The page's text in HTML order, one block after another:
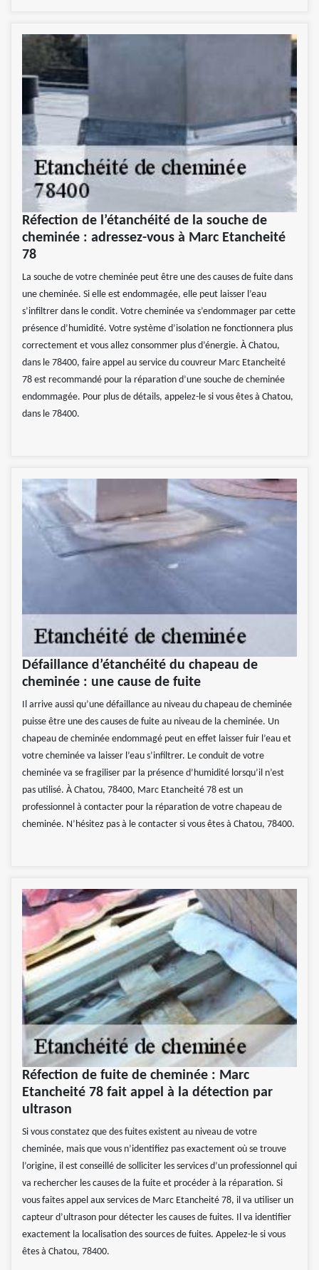
Réfection de l’étanchéité de la souche de
cheminée : adressez-vous à Marc Etancheité
78
La souche de votre cheminée peut être une des causes de fuite dans
une cheminée. Si elle est endommagée, elle peut laisser l’eau
s’infiltrer dans le condit. Votre cheminée va s’endommager par cette
présence d’humidité. Votre système d’isolation ne fonctionnera plus
correctement et vous allez consommer plus d’énergie. À Chatou,
dans le 78400, faire appel au service du couvreur Marc Etancheité
78 est recommandé pour la réparation d’une souche de cheminée
endommagée. Pour plus de détails, appelez-le si vous êtes à Chatou,
dans le 78400.
Défaillance d’étanchéité du chapeau de
cheminée : une cause de fuite
Il arrive aussi qu’une défaillance au niveau du chapeau de cheminée
puisse être une des causes de fuite au niveau de la cheminée. Un
chapeau de cheminée endommagé peut en effet laisser fuir l’eau et
votre cheminée va laisser l’eau s’infiltrer. Le conduit de votre
cheminée va se fragiliser par la présence d’humidité lorsqu’il n’est
pas utilisé. À Chatou, 78400, Marc Etancheité 78 est un
professionnel à contacter pour la réparation de votre chapeau de
cheminée. N’hésitez pas à le contacter si vous êtes à Chatou, 78400.
Réfection de fuite de cheminée : Marc
Etancheité 78 fait appel à la détection par
ultrason
Si vous constatez que des fuites existent au niveau de votre
cheminée, mais que vous n’identifiez pas exactement où se trouve
l’origine, il est conseillé de solliciter les services d’un professionnel qui
va rechercher les causes de la fuite et procéder à la réparation. Si
vous faites appel aux services de Marc Etancheité 78, il va utiliser un
capteur d’ultrason pour détecter les causes de fuites. Il va identifier
exactement la localisation des sources de fuites. Appelez-le si vous
êtes à Chatou, 78400.